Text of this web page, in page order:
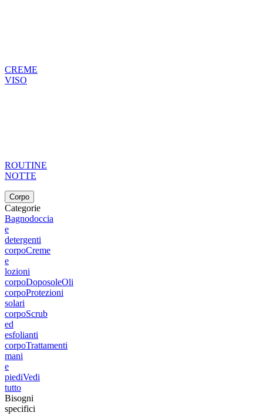
CREME
VISO
ROUTINE
NOTTE
Corpo
Categorie
Bagnodoccia
e
detergenti
corpoCreme
e
lozioni
corpoDoposoleOli
corpoProtezioni
solari
corpoScrub
ed
esfolianti
corpoTrattamenti
mani
e
piediVedi
tutto
Bisogni
specifici